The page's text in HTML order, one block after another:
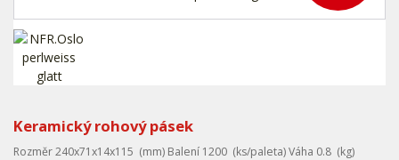
Keramický rohový pásek
Rozměr 240x71x14x115 (mm) Balení 1200 (ks/paleta) Váha 0.8 (kg)